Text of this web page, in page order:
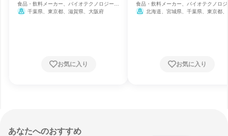
食品・飲料メーカー、バイオテクノロジー、
製薬 千葉県、東京都、滋賀県、大阪府
お気に入り
食品・飲料メーカー、バイオテクノロ
製薬 北海道、宮城県、千葉県、東京都
お気に入り
あなたへのおすすめ